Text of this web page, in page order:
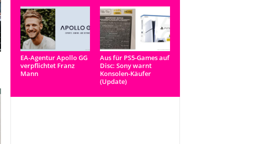
EA-Agentur Apollo GG
verpflichtet Franz
Mann
Aus für PS5-Games auf
Disc: Sony warnt
Konsolen-Käufer
(Update)